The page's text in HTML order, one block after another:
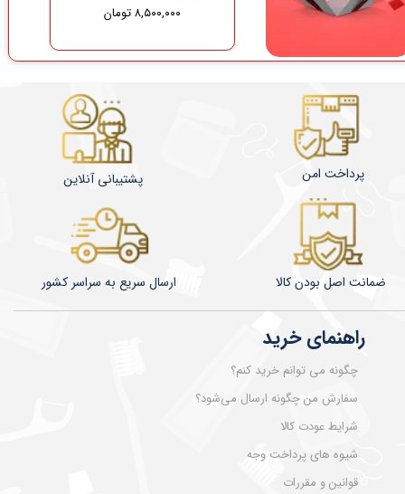
۸,۵۰۰,۰۰۰ تومان ۳۷۵,۰۰۰ تومان
راهنمای خرید
چگونه می توانم خرید کنم؟
سفارش من چگونه ارسال می‌شود؟
شرایط عودت کالا
شیوه های پرداخت وجه
قوانین و مقررات
​​​​ارسال سریع به سراسر کشور ضمانت اصل بودن کالا
پشتیبانی آنلاین پرداخت امن